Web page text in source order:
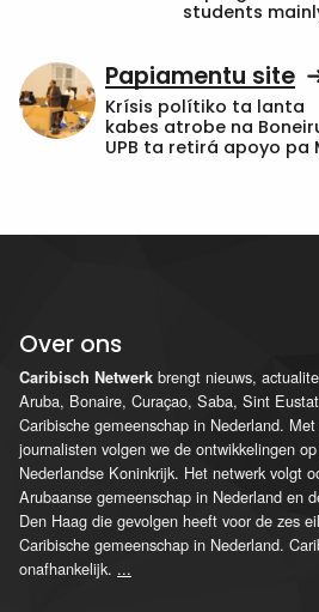
students
Papiamentu site
Krísis polítiko ta lanta
kabes atrobe na
UPB ta retirá apoyo pa
Over ons
Caribisch Netwerk brengt nieuws,
Aruba, Bonaire, Curaçao, Saba, Sint
Caribische gemeenschap in Nederland.
journalisten volgen we de ontwikkelingen
Nederlandse Koninkrijk. Het netwerk volgt
Arubaanse gemeenschap in Nederland en
Den Haag die gevolgen heeft voor de zes
Caribische gemeenschap in Nederland.
onafhankelijk. ...